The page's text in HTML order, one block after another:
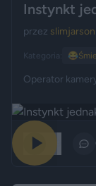
Instynkt
przez slimjarson
Kategoria: 😂
Operator